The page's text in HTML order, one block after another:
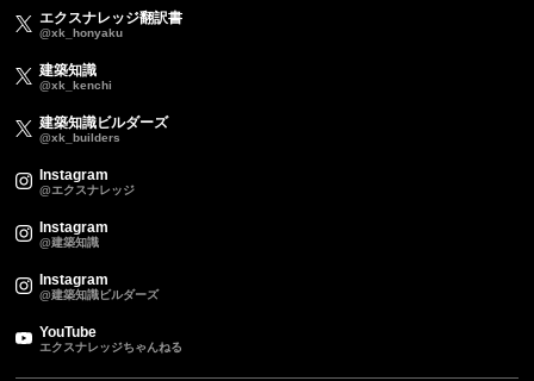
エクスナレッジ翻訳書
@xk_honyaku
建築知識
@xk_kenchi
建築知識ビルダーズ
@xk_builders
Instagram
@エクスナレッジ
Instagram
@建築知識
Instagram
@建築知識ビルダーズ
YouTube
エクスナレッジちゃんねる